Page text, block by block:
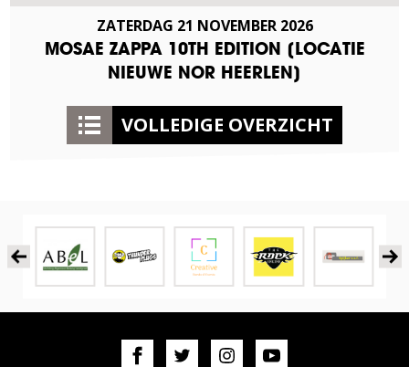
ZATERDAG 21 NOVEMBER 2026
MOSAE ZAPPA 10TH EDITION [LOCATIE
NIEUWE NOR HEERLEN]
VOLLEDIGE OVERZICHT